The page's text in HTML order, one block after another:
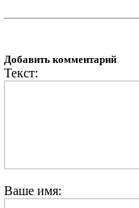
Добавить комментарий
Текст:
Ваше имя: